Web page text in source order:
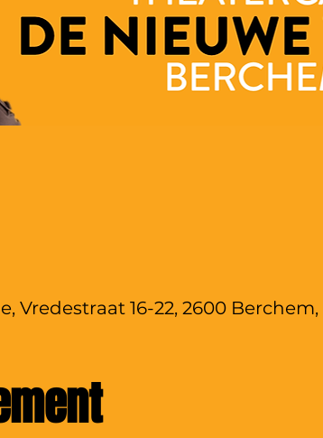
Vredestraat 16-22, 2600